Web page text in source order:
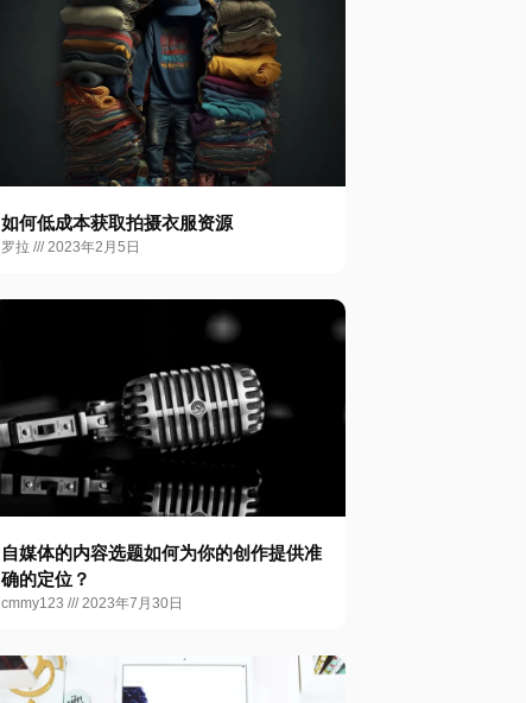
如何低成本获取拍摄衣服资源
罗拉 2023年2月5日
自媒体的内容选题如何为你的创作提供准
确的定位？
cmmy123 2023年7月30日